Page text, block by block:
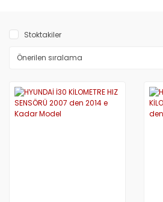
Stoktakiler